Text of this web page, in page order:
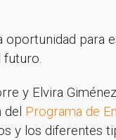
oportunidad
futuro.
y Elvira
Programa de
y los diferentes